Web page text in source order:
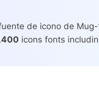
de icono de
icons fonts